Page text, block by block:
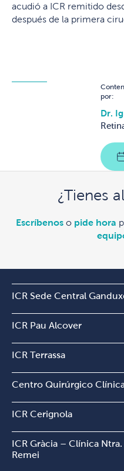
acudió a ICR remitido
después de la primera
por:
Dr.
¿Tienes
Escríbenoso pide hora
ICR Sede Central
ICR Pau Alcover
ICR Terrassa
Centro Quirúrgico
ICR Cerignola
ICR Gràcia – Clínica Ntra.
Remei